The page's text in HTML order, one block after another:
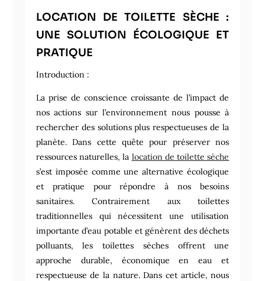
LOCATION DE TOILETTE SÈCHE :
UNE SOLUTION ÉCOLOGIQUE ET
PRATIQUE
Introduction :
La prise de conscience croissante de l’impact de
nos actions sur l’environnement nous pousse à
rechercher des solutions plus respectueuses de la
planète. Dans cette quête pour préserver nos
ressources naturelles, la location de toilette sèche
s’est imposée comme une alternative écologique
et pratique pour répondre à nos besoins
sanitaires. Contrairement aux toilettes
traditionnelles qui nécessitent une utilisation
importante d’eau potable et génèrent des déchets
polluants, les toilettes sèches offrent une
approche durable, économique en eau et
respectueuse de la nature. Dans cet article, nous